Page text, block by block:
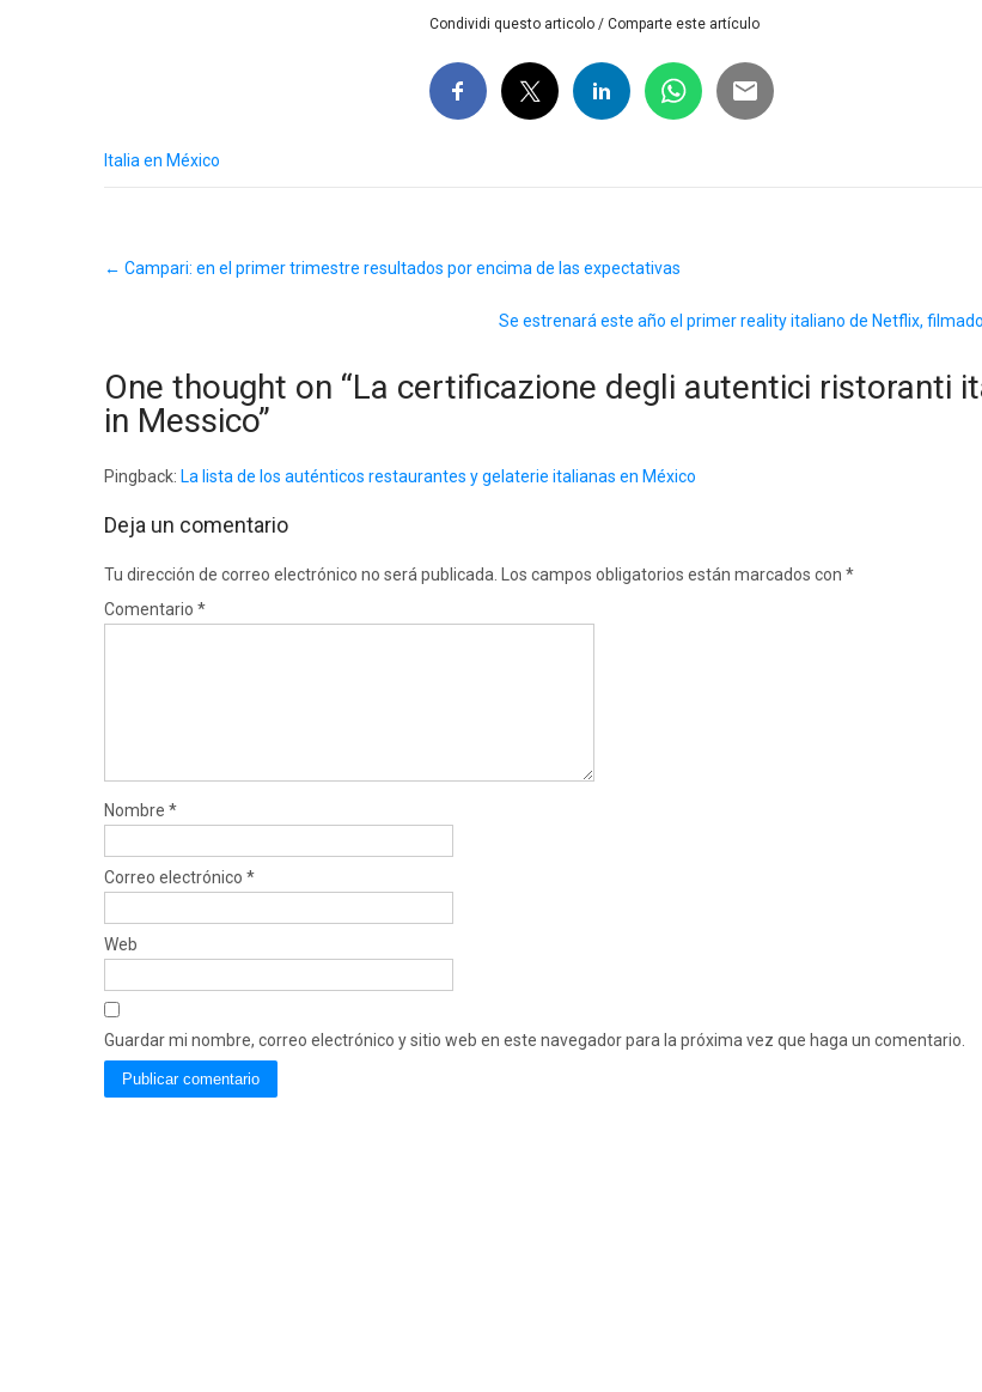
Condividi questo articolo / Comparte este artículo
Italia en México
navigation
← Campari: en el primer trimestre resultados por encima de las expectativas
Se estrenará este año el primer reality italiano de Netflix,
One thought on “La certificazione degli autentici ristoranti
in Messico”
Pingback: La lista de los auténticos restaurantes y gelaterie italianas en México
Deja un comentario
Tu dirección de correo electrónico no será publicada. Los campos obligatorios están marcados con *
Comentario *
Nombre *
Correo electrónico *
Web
Guardar mi nombre, correo electrónico y sitio web en este navegador para la próxima vez que haga un comentario.